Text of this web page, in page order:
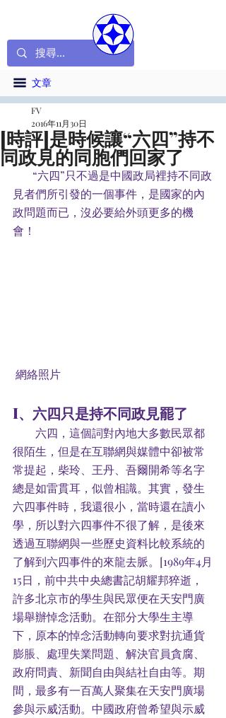
文章
[時評]是時候讓“六四”持不
同政見的同胞們回家了
FV
2016年11月30日
見者們所引發的一個事件，是國家的內
政問題而已，沒必要給外頭更多的機
會！
網絡照片
I、六四只是持不同政見罷了
很陌生，但是在互聯網與媒體中卻被常
常提起，柴玲、王丹、吾爾開希等名字
總是如雷貫耳，似曾相識。其實，發生
六四事件時，我還很小，當時還在讀小
學，所以對六四事件不很了解，是後來
透過互聯網與一些歷史資料比較系統的
了解到六四事件的來龍去脈。[1989年4月
15日，前中共中央總書記胡耀邦猝逝，
許多北京市的學生與民眾便在天安門廣
場舉辦悼念活動。在部分大學生主導
下，原本的悼念活動轉向要求對抗通貨
膨脹、處理失業問題、解決官員貪腐、
政府問責、新聞自由與結社自由等。期
間，最多有一百萬人聚集在天安門廣場
參與示威活動。中國政府曾希望與示威